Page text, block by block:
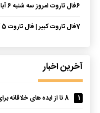
6فال تاروت امروز سه شنبه 6 آبان 1404
7فال تاروت کبیر | فال تاروت 5 آبان 1402
آخرین اخبار
1
8 تا از ایده های خلاقانه برای جذب مشتری کافه [کاربردی]